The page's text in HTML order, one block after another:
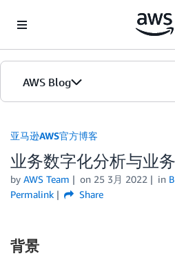
AWS Blog
首页
版本
亚马逊AWS官方博客
业务数字化分析与业
by AWS Team on 25 3月 2022 in
Permalink
Share
背景